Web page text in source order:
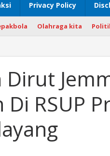
Privacy Policy
Olahraga kita
Dirut
RSUP